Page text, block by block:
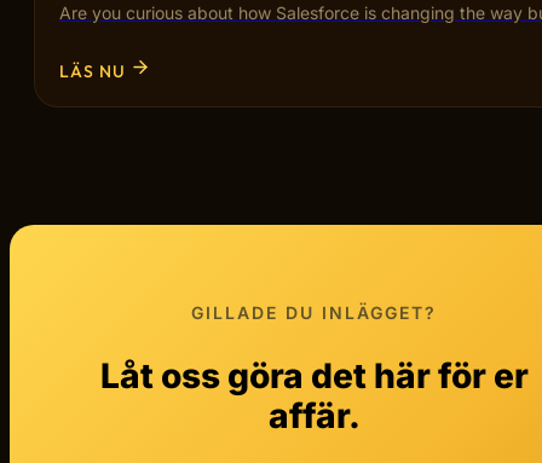
Are you curious about how Salesforce is changing the way
LÄS NU
GILLADE DU INLÄGGET?
Låt oss göra det här för er
affär.